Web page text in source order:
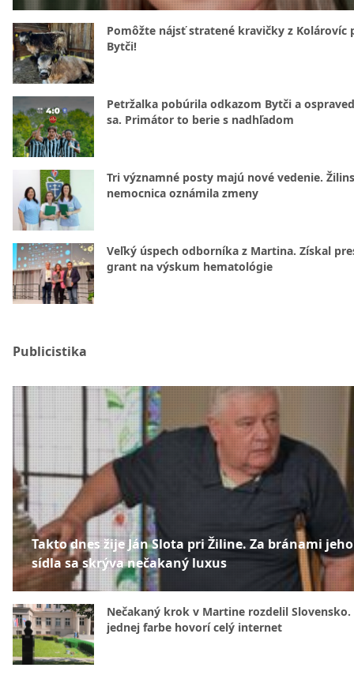
Pomôžte nájsť stratené kravičky z Kolárovíc
Bytči!
Petržalka pobúrila odkazom Bytči a
sa. Primátor to berie s nadhľadom
Tri významné posty majú nové vedenie.
nemocnica oznámila zmeny
Veľký úspech odborníka z Martina. Získal
grant na výskum hematológie
Publicistika
Takto dnes žije Ján Slota pri Žiline. Za bránami jeho
sídla sa skrýva nečakaný luxus
Nečakaný krok v Martine rozdelil Slovensko.
jednej farbe hovorí celý internet